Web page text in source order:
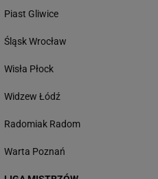
Piast Gliwice
Śląsk Wrocław
Wisła Płock
Widzew Łódź
Radomiak Radom
Warta Poznań